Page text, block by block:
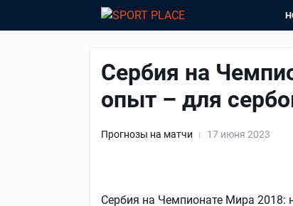
Сербия на
опыт – для
Прогнозы на матчи 17 июня 2023
Сербия на Чемпионате Мира 2018: